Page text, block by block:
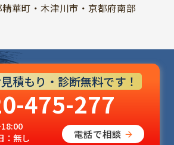
精華町・木津川市・京都府南部
積もり・診断無料です！
475-277
：無し 電話で相談